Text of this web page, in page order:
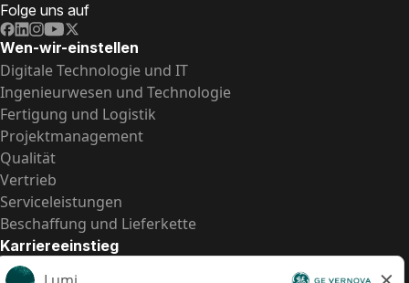
Folge uns auf
Wen-wir-einstellen
Digitale Technologie und IT
Ingenieurwesen und Technologie
Fertigung und Logistik
Projektmanagement
Qualität
Vertrieb
Serviceleistungen
Beschaffung und Lieferkette
Karriereeinstieg
Praktika